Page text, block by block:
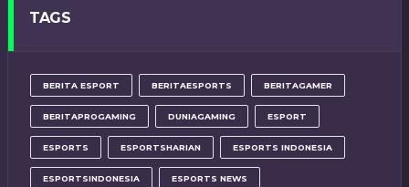
TAGS
BERITA ESPORT BERITAESPORTS BERITAGAMER
BERITAPROGAMING DUNIAGAMING ESPORT
ESPORTS ESPORTSHARIAN ESPORTS INDONESIA
ESPORTSINDONESIA ESPORTS NEWS